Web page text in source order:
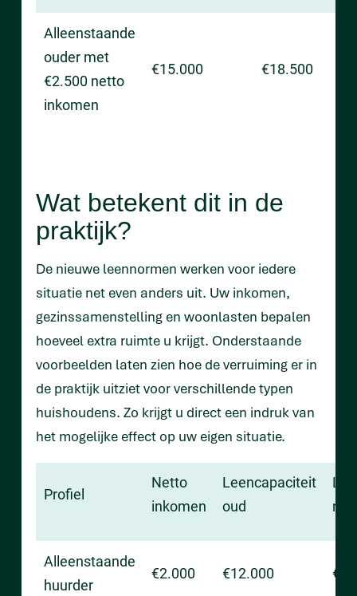
Alleenstaande
ouder met
€2.500 netto
inkomen
€15.000 €18.500
Wat betekent dit in de
praktijk?
De nieuwe leennormen werken voor iedere
situatie net even anders uit. Uw inkomen,
gezinssamenstelling en woonlasten bepalen
hoeveel extra ruimte u krijgt. Onderstaande
voorbeelden laten zien hoe de verruiming er in
de praktijk uitziet voor verschillende typen
huishoudens. Zo krijgt u direct een indruk van
het mogelijke effect op uw eigen situatie.
Profiel
Netto
inkomen
Leencapaciteit
oud
Alleenstaande
huurder
€2.000 €12.000